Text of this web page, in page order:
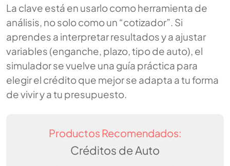
La clave está en usarlo como herramienta de
análisis, no solo como un “cotizador”. Si
aprendes a interpretar resultados y a ajustar
variables (enganche, plazo, tipo de auto), el
simulador se vuelve una guía práctica para
elegir el crédito que mejor se adapta a tu forma
de vivir y a tu presupuesto.
Productos Recomendados:
Créditos de Auto